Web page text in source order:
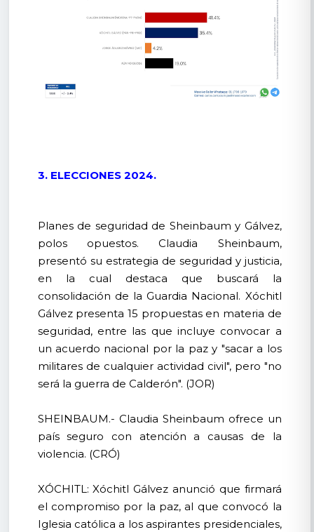
3. ELECCIONES 2024.
Planes de seguridad de Sheinbaum y Gálvez,
polos opuestos. Claudia Sheinbaum,
presentó su estrategia de seguridad y justicia,
en la cual destaca que buscará la
consolidación de la Guardia Nacional. Xóchitl
Gálvez presenta 15 propuestas en materia de
seguridad, entre las que incluye convocar a
un acuerdo nacional por la paz y "sacar a los
militares de cualquier actividad civil", pero "no
será la guerra de Calderón". (JOR)
SHEINBAUM.- Claudia Sheinbaum ofrece un
país seguro con atención a causas de la
violencia. (CRÓ)
XÓCHITL: Xóchitl Gálvez anunció que firmará
el compromiso por la paz, al que convocó la
Iglesia católica a los aspirantes presidenciales,